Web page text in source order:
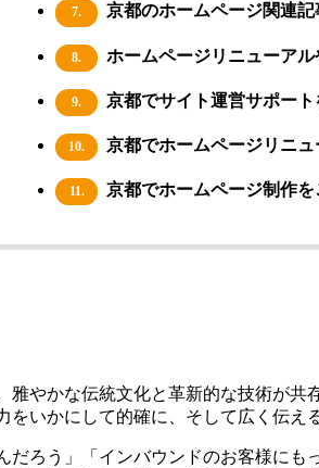
7. 京都のホームページ関連記
8. ホームページリニューア
9. 京都でサイト運営サポー
10. 京都でホームページリニ
11. 京都でホームページ制作
やかな伝統文化と革新的な技術が
をいかにして的確に、そして広く伝
だろう」「インバウンドのお客様に